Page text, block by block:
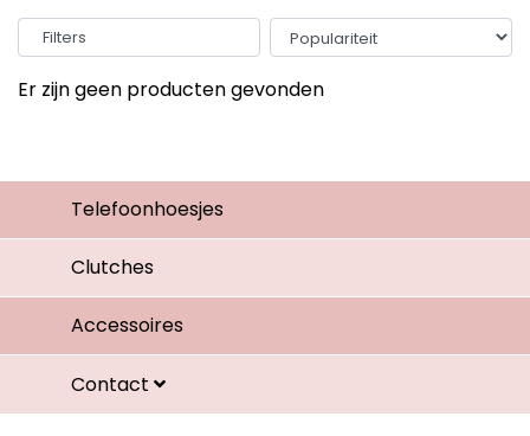
Filters
Er zijn geen producten gevonden
Telefoonhoesjes
Clutches
Accessoires
Contact